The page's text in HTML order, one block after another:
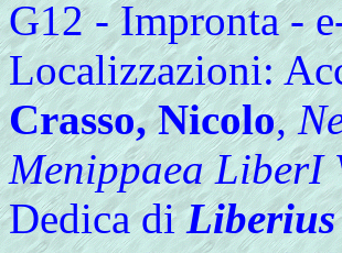
G12 - Impronta -
Localizzazioni:
Crasso, Nicolo,
Menippaea LiberI
Dedica di